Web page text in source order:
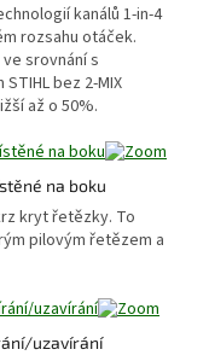
kanálů 1-in-4
rozsahu otáček.
srovnání s
bez 2-MIX
až o 50%.
na boku
kryt řetězky. To
pilovým řetězem a
uzavírání